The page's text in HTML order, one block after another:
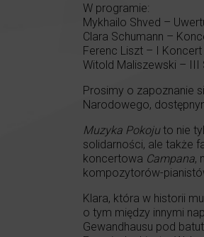
W programie:
Mykhailo Shved –
Clara Schumann –
Ferenc Liszt – I
Witold Maliszewski – III
Prosimy o zapoznanie
Narodowego,
Muzyka Pokojuto nie
solidarności, ale także
koncertowa Campana,
kompozytorów-
Klara, która w historii
o tym między innymi
Gewandhausu pod